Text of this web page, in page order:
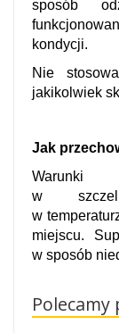
sposób
kondycji.
Nie
jakikolwiek
Jak
Warunki
w
w
miejscu.
w sposób